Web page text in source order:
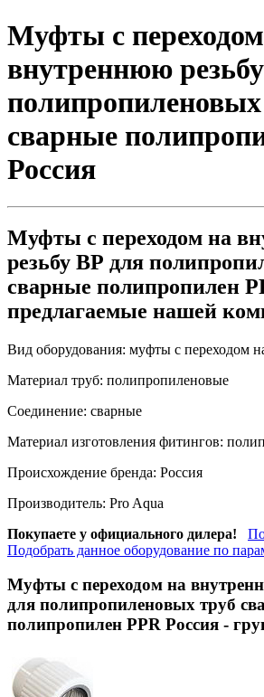
Муфты с
внутреннюю
сварные
Россия
Муфты с переходом на
резьбу ВР для
сварные полипропилен
предлагаемые нашей
Вид оборудования: муфты с переходом
Материал труб: полипропиленовые
Соединение: сварные
Материал изготовления фитингов:
Происхождение бренда: Россия
Производитель: Pro Aqua
Покупаете у официального дилера!
Подобрать данное оборудование по
Муфты с переходом на
для полипропиленовых труб
полипропилен PPR Россия -